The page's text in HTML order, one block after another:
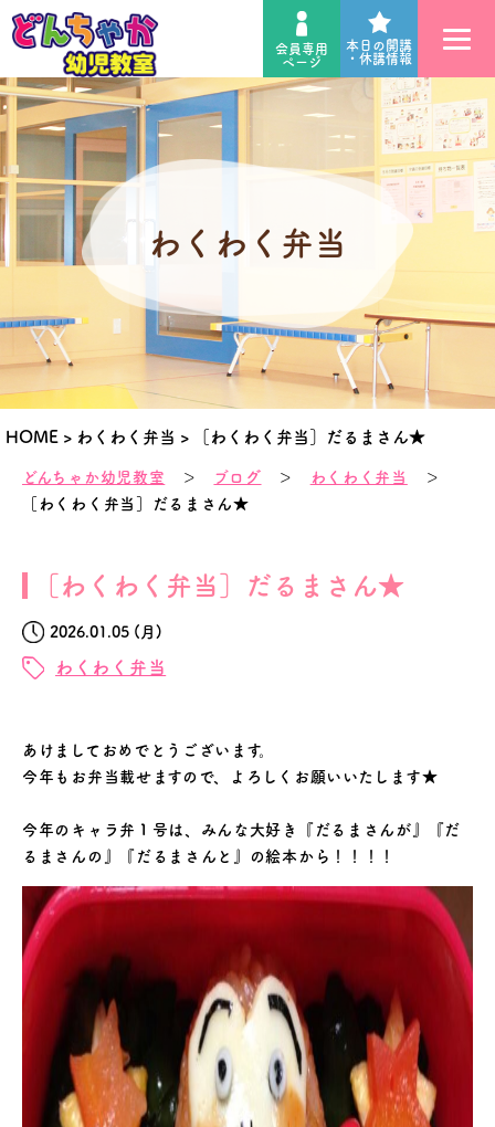
会員専用
ページ
本日の開講
・休講情報
HOME > わくわく弁当 > ［わくわく弁当］だるまさん★
わくわく弁当
どんちゃか幼児教室 ＞ ブログ ＞ わくわく弁当
＞
［わくわく弁当］だるまさん★
［わくわく弁当］だるまさん★
2026.01.05 (月)
わくわく弁当
あけましておめでとうございます。
今年もお弁当載せますので、よろしくお願いいたします★
今年のキャラ弁１号は、みんな大好き『だるまさんが』『だ
るまさんの』『だるまさんと』の絵本から！！！！